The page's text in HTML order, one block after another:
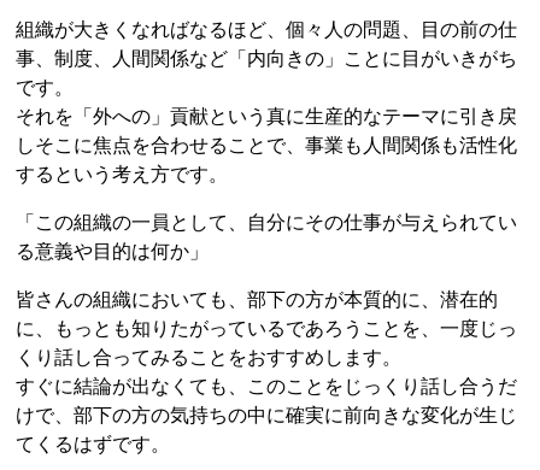
組織が大きくなればなるほど、個々人の問題、目の前の仕
事、制度、人間関係など「内向きの」ことに目がいきがち
です。
それを「外への」貢献という真に生産的なテーマに引き戻
しそこに焦点を合わせることで、事業も人間関係も活性化
するという考え方です。
「この組織の一員として、自分にその仕事が与えられてい
る意義や目的は何か」
皆さんの組織においても、部下の方が本質的に、潜在的
に、もっとも知りたがっているであろうことを、一度じっ
くり話し合ってみることをおすすめします。
すぐに結論が出なくても、このことをじっくり話し合うだ
けで、部下の方の気持ちの中に確実に前向きな変化が生じ
てくるはずです。